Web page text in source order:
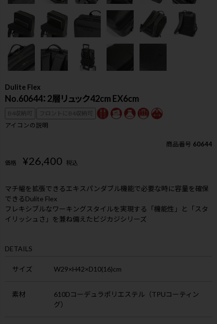
検索
Dulite Flex
No.60644：2層リュック42cm EX6cm
B4収納可
フロントにB4収納可
アイコンの説明
商品番号 60644
価格 ¥26,400 税込
マチ幅を拡張できるエキスパンダブル機能で必要な時に容量を確保
できるDulite Flex
フレキシブルなワーキングスタイルを実現する「機能性」と「スタ
イリッシュさ」を兼ね備えたビジカジシリーズ
DETAILS
サイズ W29×H42×D10(16)cm
素材
610Dコーデュラポリエステル（TPUコーティン
グ）